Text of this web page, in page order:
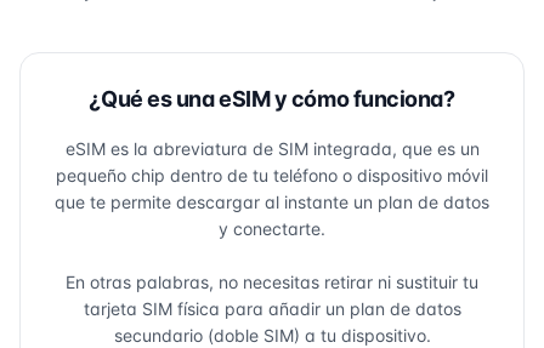
¿Qué es una eSIM y cómo funciona?
eSIM es la abreviatura de SIM integrada, que es un
pequeño chip dentro de tu teléfono o dispositivo móvil
que te permite descargar al instante un plan de datos
y conectarte.
En otras palabras, no necesitas retirar ni sustituir tu
tarjeta SIM física para añadir un plan de datos
secundario (doble SIM) a tu dispositivo.